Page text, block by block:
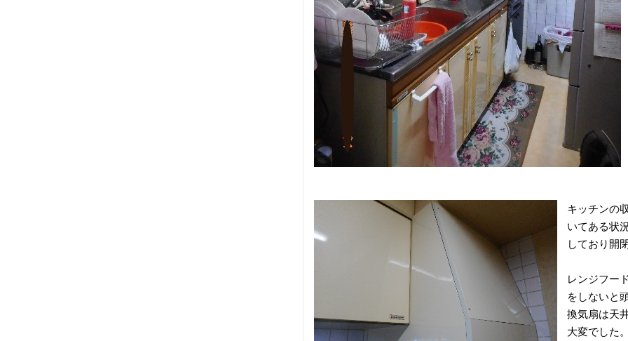
キッチンの
いてある状
しており開
レンジフー
をしないと
換気扇は天
大変でした